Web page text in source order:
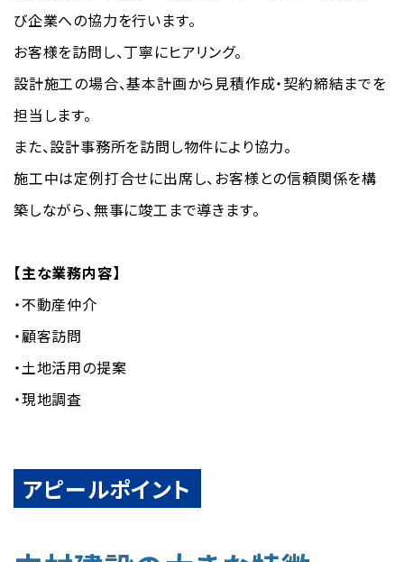
び企業への協力を行います。
お客様を訪問し、丁寧にヒアリング。
設計施工の場合、基本計画から見積作成・契約締結までを
担当します。
また、設計事務所を訪問し物件により協力。
施工中は定例打合せに出席し、お客様との信頼関係を構
築しながら、無事に竣工まで導きます。
【主な業務内容】
・不動産仲介
・顧客訪問
・土地活用の提案
・現地調査
アピールポイント